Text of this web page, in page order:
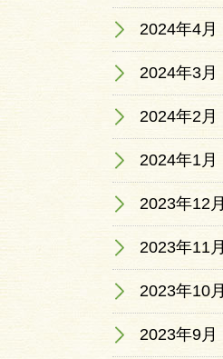
2024年4月
2024年3月
2024年2月
2024年1月
2023年12月
2023年11月
2023年10月
2023年9月